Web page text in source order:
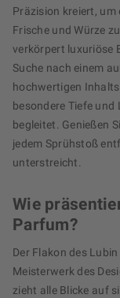
Präzision kreiert, um
Frische und Würze
verkörpert luxuriöse
Suche nach einem
hochwertigen
besondere Tiefe und
begleitet. Genießen
jedem Sprühstoß
unterstreicht.
Wie
Parfum?
Der Flakon des
Meisterwerk des
zieht alle Blicke auf